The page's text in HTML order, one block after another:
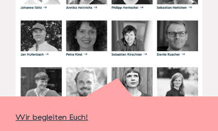
Wir begleiten Euch!